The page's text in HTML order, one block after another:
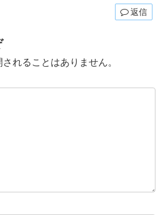
返信
れることはありません。